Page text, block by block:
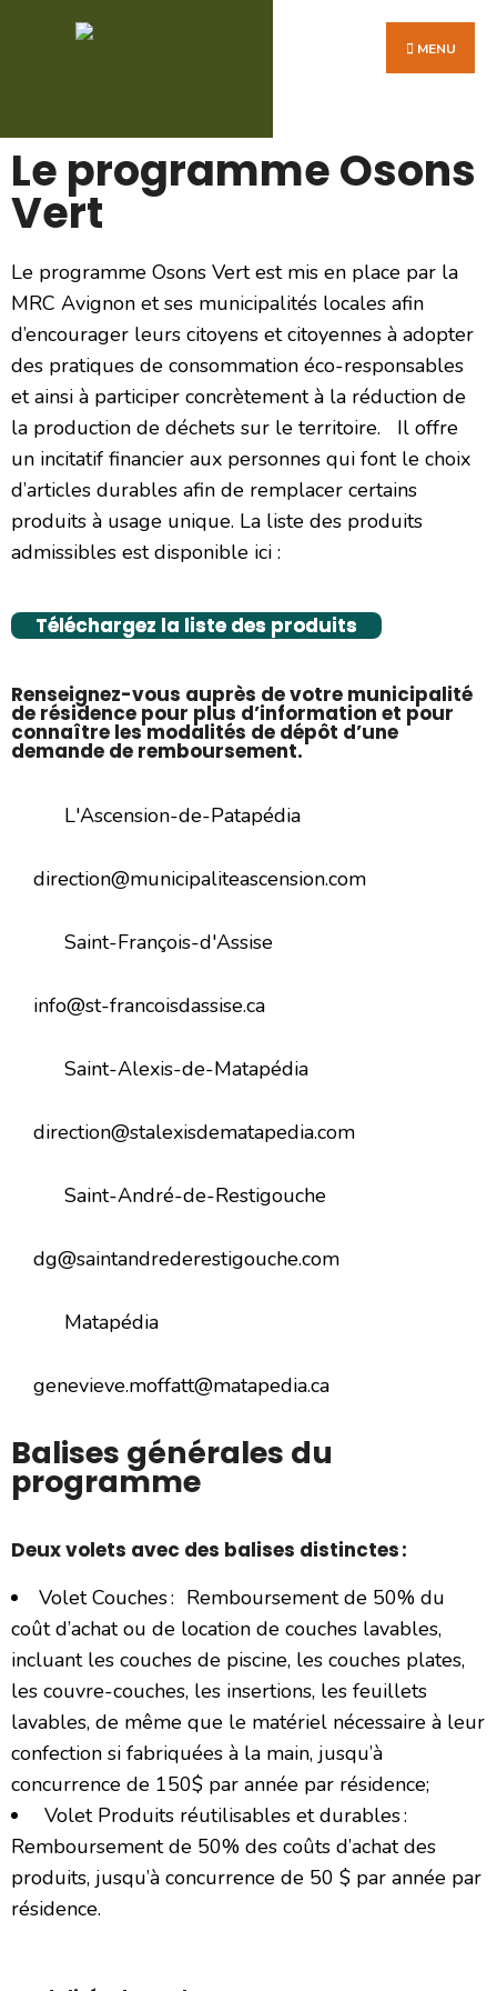
MENU
Le programme Osons
Vert
Le programme Osons Vert est mis en place par la
MRC Avignon et ses municipalités locales afin
d’encourager leurs citoyens et citoyennes à adopter
des pratiques de consommation éco-responsables
et ainsi à participer concrètement à la réduction de
la production de déchets sur le territoire. Il offre
un incitatif financier aux personnes qui font le choix
d’articles durables afin de remplacer certains
produits à usage unique. La liste des produits
admissibles est disponible ici :
Téléchargez la liste des produits
Renseignez-vous auprès de votre municipalité
de résidence pour plus d’information et pour
connaître les modalités de dépôt d’une
demande de remboursement.
L'Ascension-de-Patapédia
direction@municipaliteascension.com
Saint-François-d'Assise
info@st-francoisdassise.ca
Saint-Alexis-de-Matapédia
direction@stalexisdematapedia.com
Saint-André-de-Restigouche
dg@saintandrederestigouche.com
Matapédia
genevieve.moffatt@matapedia.ca
Balises générales du
programme
Deux volets avec des balises distinctes :
Volet Couches : Remboursement de 50% du
coût d’achat ou de location de couches lavables,
incluant les couches de piscine, les couches plates,
les couvre-couches, les insertions, les feuillets
lavables, de même que le matériel nécessaire à leur
confection si fabriquées à la main, jusqu’à
concurrence de 150$ par année par résidence;
Volet Produits réutilisables et durables :
Remboursement de 50% des coûts d’achat des
produits, jusqu’à concurrence de 50 $ par année par
résidence.